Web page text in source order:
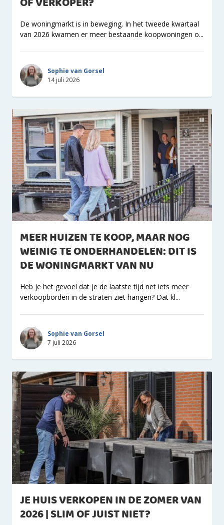
De woningmarkt is in beweging. In het tweede kwartaal
van 2026 kwamen er meer bestaande koopwoningen o...
Sophie van Gorsel
14 juli 2026
MEER HUIZEN TE KOOP, MAAR NOG
WEINIG TE ONDERHANDELEN: DIT IS
DE WONINGMARKT VAN NU
Heb je het gevoel dat je de laatste tijd net iets meer
verkoopborden in de straten ziet hangen? Dat kl...
Sophie van Gorsel
7 juli 2026
JE HUIS VERKOPEN IN DE ZOMER VAN
2026 | SLIM OF JUIST NIET?